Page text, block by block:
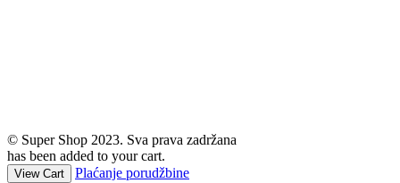
© Super Shop 2023. Sva prava zadržana
has been added to your cart.
View Cart Plaćanje porudžbine